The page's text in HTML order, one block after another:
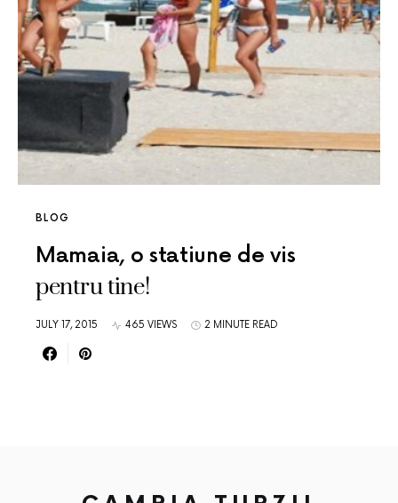
BLOG
Mamaia, o statiune de vis
pentru tine!
JULY 17, 2015 465 VIEWS 2 MINUTE READ